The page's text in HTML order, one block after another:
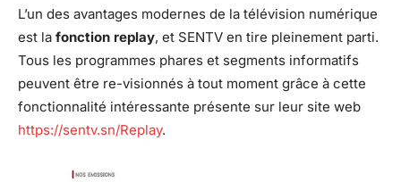
L’un des avantages modernes de la télévision numérique
est la fonction replay, et SENTV en tire pleinement parti.
Tous les programmes phares et segments informatifs
peuvent être re-visionnés à tout moment grâce à cette
fonctionnalité intéressante présente sur leur site web
https://sentv.sn/Replay.